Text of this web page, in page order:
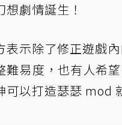
想劇情誕生！
表示除了修正遊戲
難易度，也有人希
可以打造瑟瑟 mod